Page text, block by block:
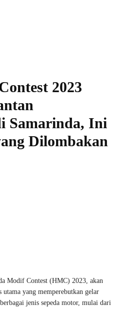
2023
Samarinda, Ini
Dilombakan
Modif Contest (HMC) 2023, akan
yang memperebutkan gelar
jenis sepeda motor, mulai dari